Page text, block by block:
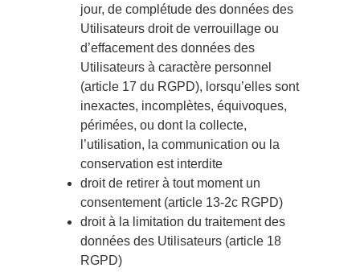
jour, de complétude des données des
Utilisateurs droit de verrouillage ou
d’effacement des données des
Utilisateurs à caractère personnel
(article 17 du RGPD), lorsqu’elles sont
inexactes, incomplètes, équivoques,
périmées, ou dont la collecte,
l’utilisation, la communication ou la
conservation est interdite
droit de retirer à tout moment un
consentement (article 13-2c RGPD)
droit à la limitation du traitement des
données des Utilisateurs (article 18
RGPD)